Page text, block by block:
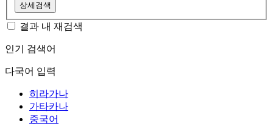
상세검색
결과 내 재검색
인기 검색어
다국어 입력
히라가나
가타카나
중국어